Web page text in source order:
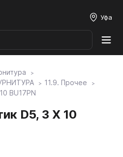
Уфа
11.9. Прочее
BU17PN
D5, 3 Х 10